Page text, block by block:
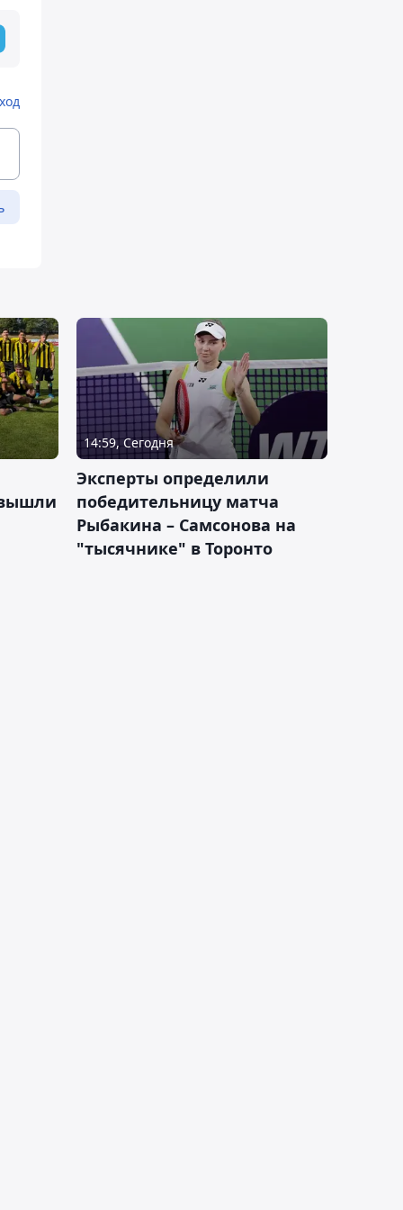
14:59, Сегодня
Эксперты определили
победительницу матча
Рыбакина – Самсонова на
"тысячнике" в Торонто